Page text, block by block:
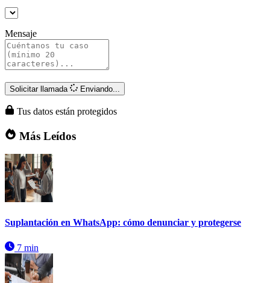
Mensaje
Solicitar llamada Enviando...
Tus datos están protegidos
Más Leídos
Suplantación en WhatsApp: cómo denunciar y protegerse
7 min